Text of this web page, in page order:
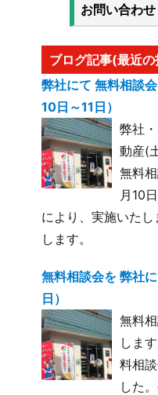
お問い合わせ
ブログ記事(最近の
弊社にて 無料相談
10日～11日）
弊社
動産(
無料
月10
により、実施いた
します。
無料相談会を 弊社
日）
無料
しま
料相
した